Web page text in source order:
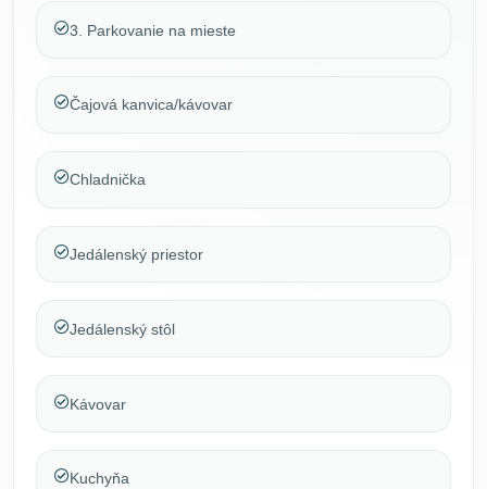
3. Parkovanie na mieste
Čajová kanvica/kávovar
Chladnička
Jedálenský priestor
Jedálenský stôl
Kávovar
Kuchyňa